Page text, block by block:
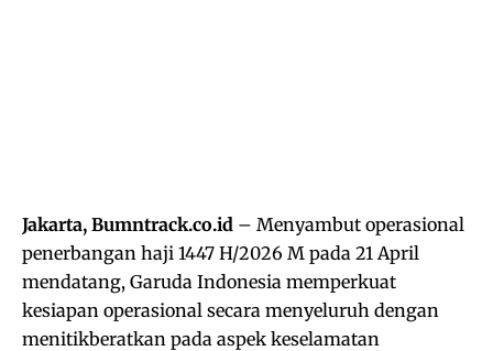
Jakarta, Bumntrack.co.id – Menyambut operasional
penerbangan haji 1447 H/2026 M pada 21 April
mendatang, Garuda Indonesia memperkuat
kesiapan operasional secara menyeluruh dengan
menitikberatkan pada aspek keselamatan